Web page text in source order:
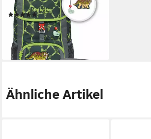
Schulranzen Kid (3-tlg), PET
(9)
ab 54,99 €
lieferbar - in 2-3 Werktagen bei dir
+3
Ähnliche Artikel